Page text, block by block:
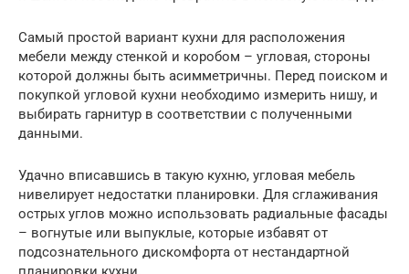
Самый простой вариант кухни для расположения
мебели между стенкой и коробом – угловая, стороны
которой должны быть асимметричны. Перед поиском и
покупкой угловой кухни необходимо измерить нишу, и
выбирать гарнитур в соответствии с полученными
данными.
Удачно вписавшись в такую кухню, угловая мебель
нивелирует недостатки планировки. Для сглаживания
острых углов можно использовать радиальные фасады
– вогнутые или выпуклые, которые избавят от
подсознательного дискомфорта от нестандартной